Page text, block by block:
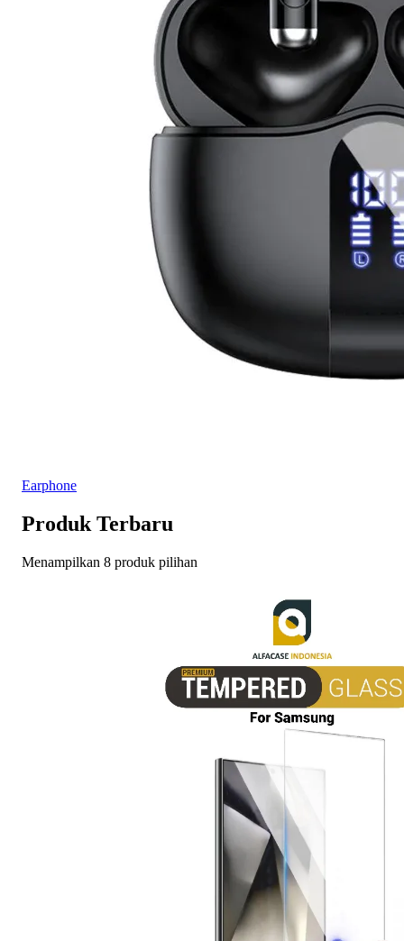
Earphone
Produk Terbaru
Menampilkan 8 produk pilihan